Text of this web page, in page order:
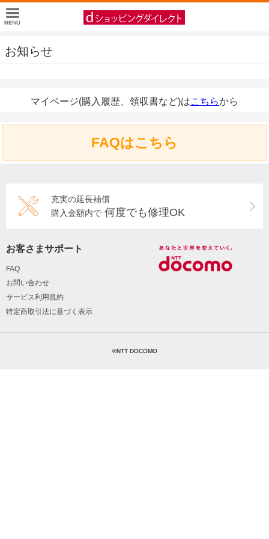
お知らせ
マイページ(購入履歴、領収書など)はこちらから
FAQはこちら
充実の延長補償
購入金額内で 何度でも修理OK
お客さまサポート
FAQ
お問い合わせ
サービス利用規約
特定商取引法に基づく表示
©NTT DOCOMO